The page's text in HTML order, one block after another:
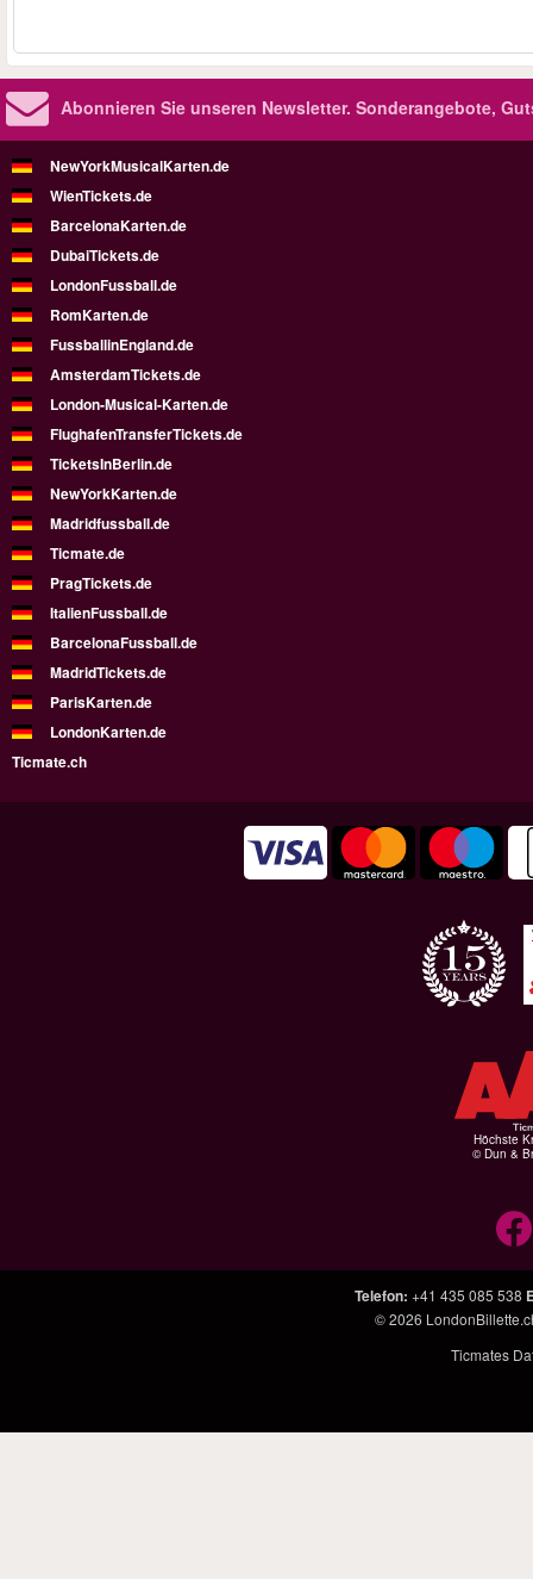
Abonnieren Sie unseren Newsletter. Sonderangebote,
NewYorkMusicalKarten.de
WienTickets.de
BarcelonaKarten.de
DubaiTickets.de
LondonFussball.de
RomKarten.de
FussballinEngland.de
AmsterdamTickets.de
London-Musical-Karten.de
FlughafenTransferTickets.de
TicketsInBerlin.de
NewYorkKarten.de
Madridfussball.de
Ticmate.de
PragTickets.de
ItalienFussball.de
BarcelonaFussball.de
MadridTickets.de
ParisKarten.de
LondonKarten.de
Ticmate.ch
Höchste
© Dun &
Telefon: +41 435 085 538
© 2026
Ticmates